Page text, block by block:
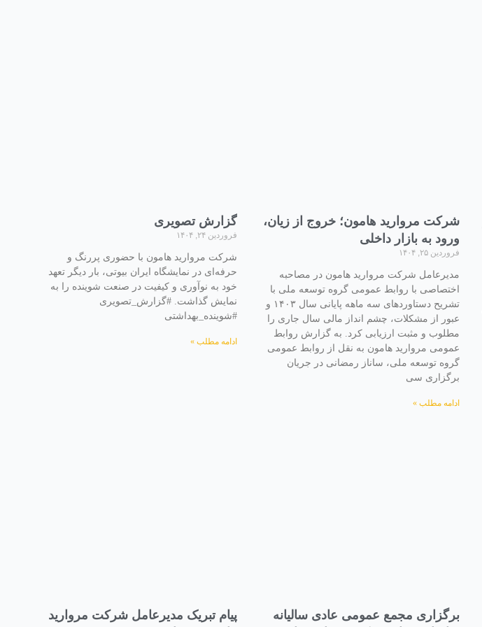
شرکت مروارید هامون؛ خروج از زیان،
ورود به بازار داخلی
فروردین ۲۵, ۱۴۰۴
مدیرعامل شرکت مروارید هامون در مصاحبه
اختصاصی با روابط عمومی گروه توسعه ملی با
تشریح دستاوردهای سه ماهه پایانی سال ۱۴۰۳ و
عبور از مشکلات، چشم انداز مالی سال جاری را
مطلوب و مثبت ارزیابی کرد. به گزارش روابط
عمومی مروارید هامون به نقل از روابط عمومی
گروه توسعه ملی، ساناز رمضانی در جریان
برگزاری سی
ادامه مطلب »
گزارش تصویری
فروردین ۲۴, ۱۴۰۴
شرکت مروارید هامون با حضوری پررنگ و
حرفه‌ای در نمایشگاه ایران بیوتی، بار دیگر تعهد
خود به نوآوری و کیفیت در صنعت شوینده را به
نمایش گذاشت. #گزارش_تصویری
#شوینده_بهداشتی
ادامه مطلب »
برگزاری مجمع عمومی عادی سالیانه
پیام تبریک مدیرعامل شرکت مروارید